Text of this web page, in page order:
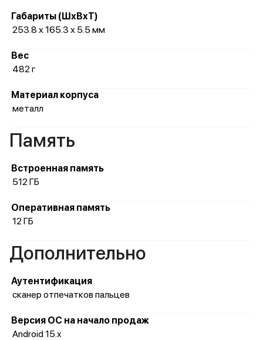
Габариты (ШхВхТ)
253.8 х 165.3 х 5.5 мм
Вес
482 г
Материал корпуса
металл
Память
Встроенная память
512 ГБ
Оперативная память
12 ГБ
Дополнительно
Аутентификация
сканер отпечатков пальцев
Версия ОС на начало продаж
Android 15.x